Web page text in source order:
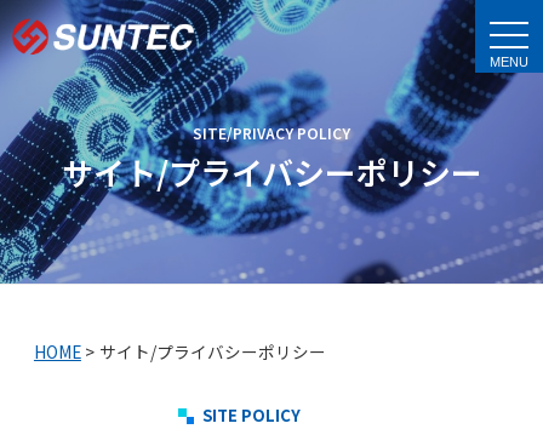
t
o
g
g
a
o
SITE/PRIVACY POLICY
サイト/プライバシーポリシー
HOME > サイト/プライバシーポリシー
SITE POLICY